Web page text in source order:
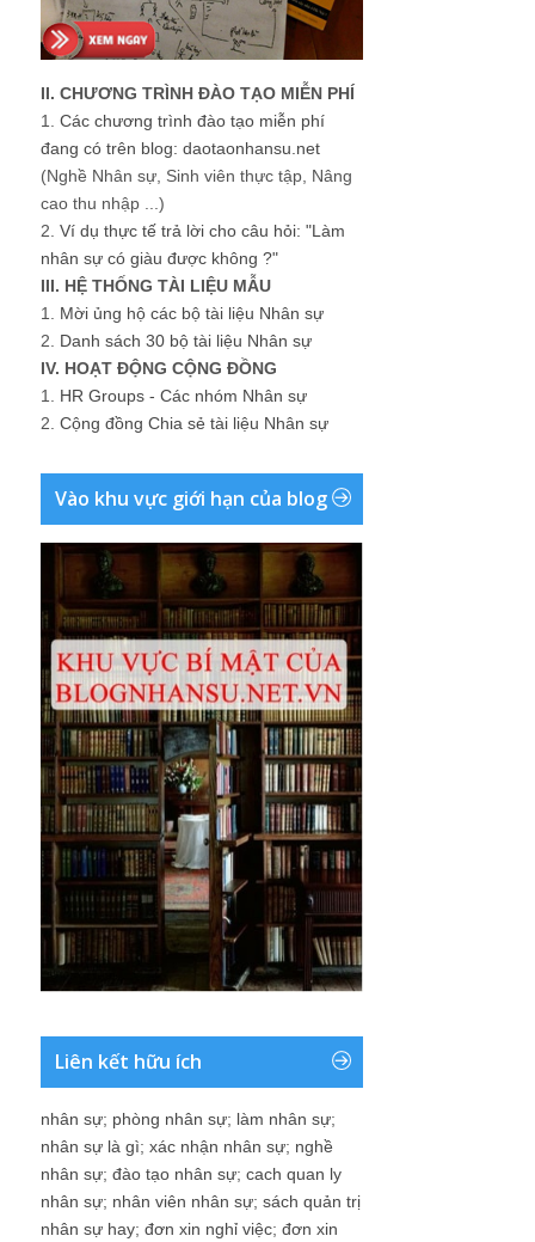
II. CHƯƠNG TRÌNH ĐÀO TẠO MIỄN PHÍ
1. Các chương trình đào tạo miễn phí
đang có trên blog: daotaonhansu.net
(Nghề Nhân sự, Sinh viên thực tập, Nâng
cao thu nhập ...)
2. Ví dụ thực tế trả lời cho câu hỏi: "Làm
nhân sự có giàu được không ?"
III. HỆ THỐNG TÀI LIỆU MẪU
1. Mời ủng hộ các bộ tài liệu Nhân sự
2. Danh sách 30 bộ tài liệu Nhân sự
IV. HOẠT ĐỘNG CỘNG ĐỒNG
1. HR Groups - Các nhóm Nhân sự
2. Cộng đồng Chia sẻ tài liệu Nhân sự
Vào khu vực giới hạn của blog
Liên kết hữu ích
nhân sự; phòng nhân sự; làm nhân sự;
nhân sự là gì; xác nhận nhân sự; nghề
nhân sự; đào tạo nhân sự; cach quan ly
nhân sự; nhân viên nhân sự; sách quản trị
nhân sự hay; đơn xin nghỉ việc; đơn xin